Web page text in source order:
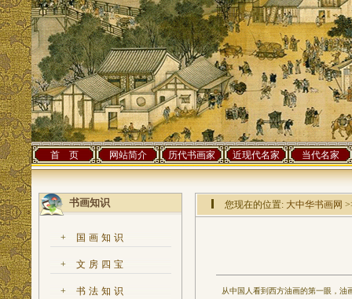
首 页 网站简介 历代书画家 近现代名家 当代名家
书画知识
+ 国画知识
+ 文房四宝
+ 书法知识
您现在的位置: 大中华书画网
从中国人看到西方油画的第一眼，油